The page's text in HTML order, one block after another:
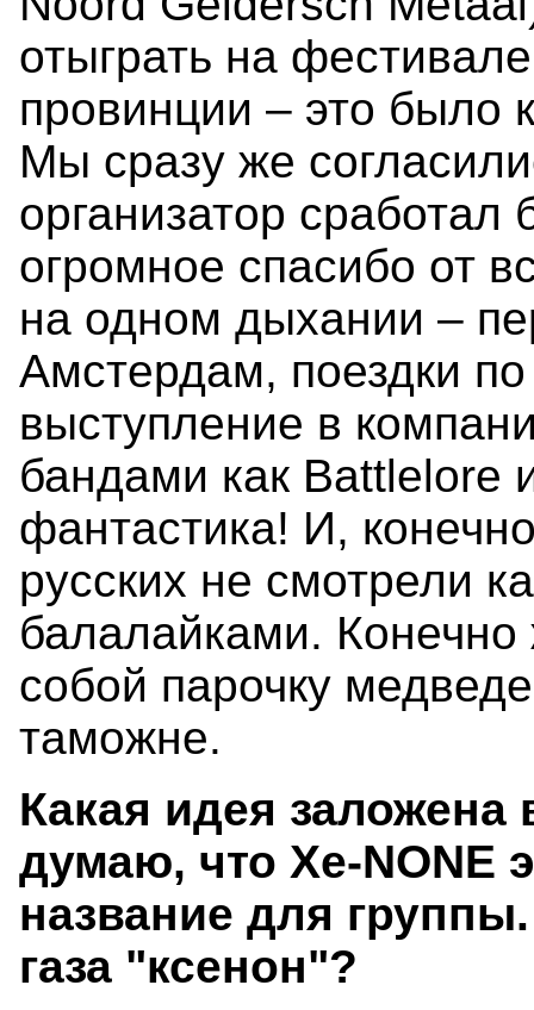
отыграть на
провинции – это было
Мы сразу же
организатор сработал
огромное спасибо от
на одном дыхании –
Амстердам, поездки
выступление в
бандами как Battlelore
фантастика! И,
русских не смотрели
балалайками.
собой парочку
таможне.
Какая идея
думаю, что Xe-NONE
название для
газа "ксенон"?